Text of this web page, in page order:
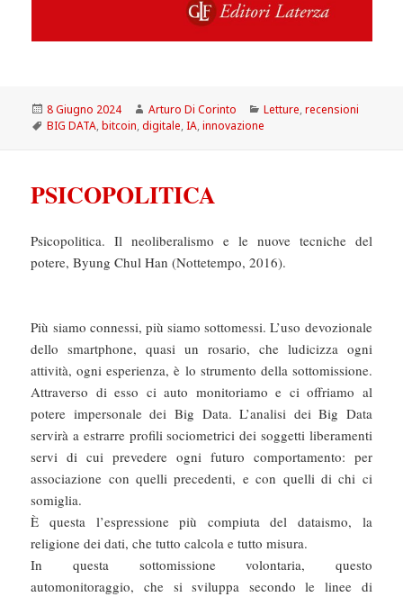
Scritto
il
8 Giugno 2024 Autore
Arturo Di Corinto Categorie
Letture,recensioni
Tag
BIG DATA,bitcoin,digitale,IA,innovazione
PSICOPOLITICA
Psicopolitica. Il neoliberalismo e le nuove tecniche del
potere, Byung Chul Han (Nottetempo, 2016).
Più siamo connessi, più siamo sottomessi. L’uso devozionale
dello smartphone, quasi un rosario, che ludicizza ogni
attività, ogni esperienza, è lo strumento della sottomissione.
Attraverso di esso ci auto monitoriamo e ci offriamo al
potere impersonale dei Big Data. L’analisi dei Big Data
servirà a estrarre profili sociometrici dei soggetti liberamenti
servi di cui prevedere ogni futuro comportamento: per
associazione con quelli precedenti, e con quelli di chi ci
somiglia.
È questa l’espressione più compiuta del dataismo, la
religione dei dati, che tutto calcola e tutto misura.
In questa sottomissione volontaria, questo
automonitoraggio, che si sviluppa secondo le linee di